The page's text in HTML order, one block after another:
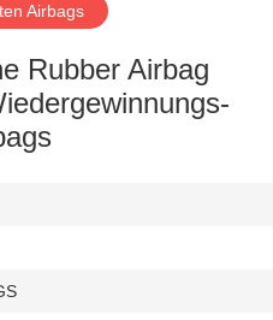
Airbags
Rubber Airbag